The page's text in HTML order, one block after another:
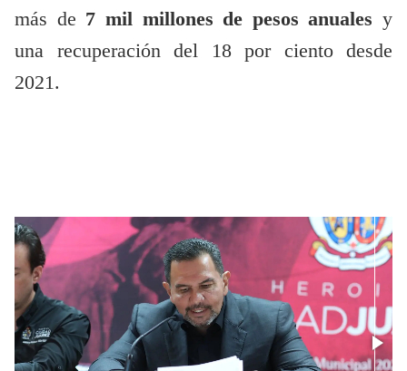
más de 7 mil millones de pesos anuales y
una recuperación del 18 por ciento desde
2021.